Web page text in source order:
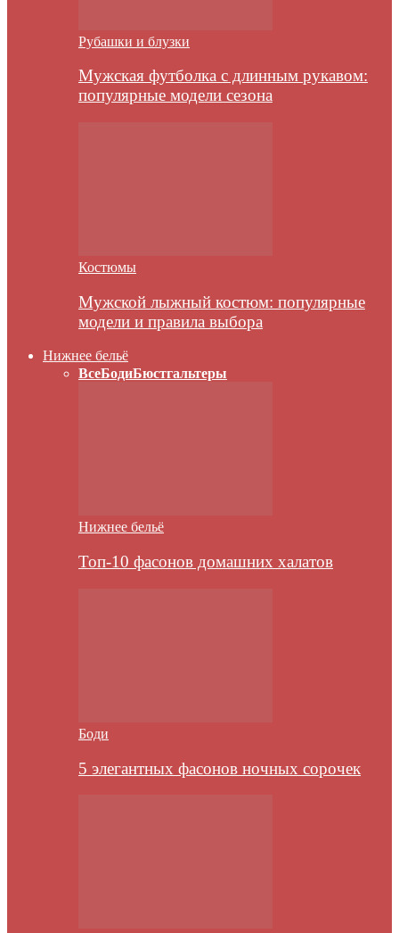
Рубашки и блузки
Мужская футболка с длинным рукавом:
популярные модели сезона
Костюмы
Мужской лыжный костюм: популярные
модели и правила выбора
Нижнее бельё
ВсеБодиБюстгальтеры
Нижнее бельё
Топ-10 фасонов домашних халатов
Боди
5 элегантных фасонов ночных сорочек